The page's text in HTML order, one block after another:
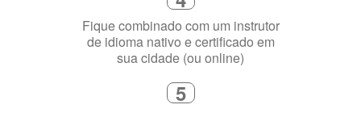
sua cidade (ou online)
5
Torne-se fluente no idioma
escolhido